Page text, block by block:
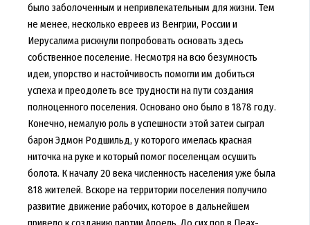
было заболоченным и непривлекательным для жизни. Тем
не менее, несколько евреев из Венгрии, России и
Иерусалима рискнули попробовать основать здесь
собственное поселение. Несмотря на всю безумность
идеи, упорство и настойчивость помогли им добиться
успеха и преодолеть все трудности на пути создания
полноценного поселения. Основано оно было в 1878 году.
Конечно, немалую роль в успешности этой затеи сыграл
барон Эдмон Родшильд, у которого имелась красная
ниточка на руке и который помог поселенцам осушить
болота. К началу 20 века численность населения уже была
818 жителей. Вскоре на территории поселения получило
развитие движение рабочих, которое в дальнейшем